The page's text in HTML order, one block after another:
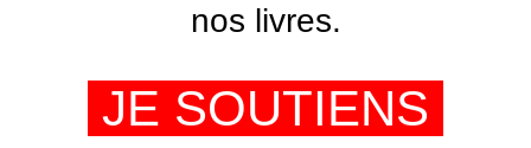
nos livres.
JE SOUTIENS